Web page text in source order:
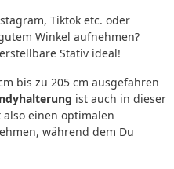
Tiktok etc. oder
Winkel aufnehmen?
Stativ ideal!
bis zu 205 cm ausgefahren
ist auch in dieser
also einen optimalen
während dem Du